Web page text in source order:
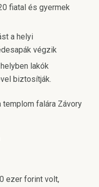
fiatal és gyermek
a helyi
végzik
lakók
biztosítják.
falára Závory
ezer forint volt,